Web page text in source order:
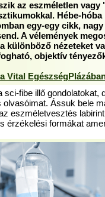
az eszméletlen
Hébe-
egy-egy cikk,
A vélemények
különböző nézeteket
objektív
Vital
sci-fibe illő gondolatokat,
olvasóimat. Ássuk bele
eszméletvesztés
érzékelési formákat